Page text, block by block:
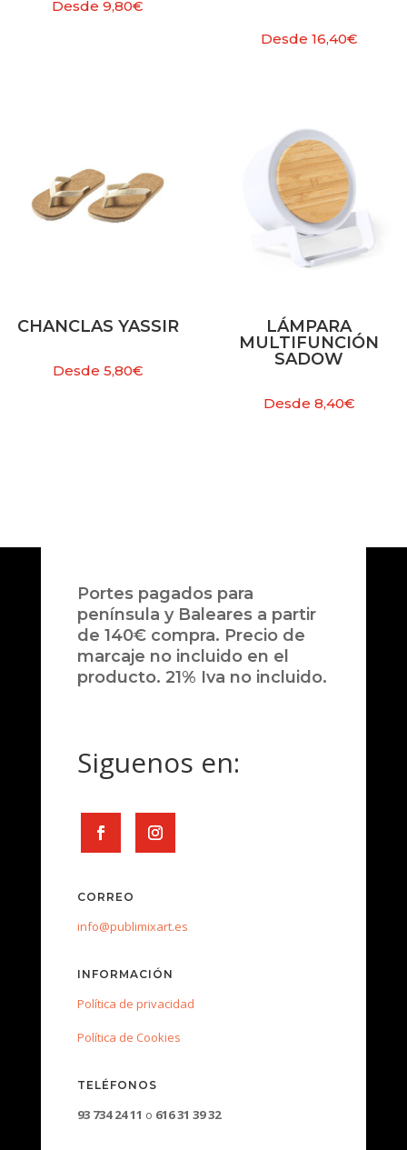
Desde9,80€
Desde 16,40€
CHANCLAS YASSIR
Desde 5,80€
LÁMPARA
MULTIFUNCIÓN
SADOW
Desde 8,40€
Portes pagados para
península y Baleares a partir
de 140€ compra. Precio de
marcaje no incluido en el
producto. 21% Iva no incluido.
Siguenos en:
CORREO
info@publimixart.es
INFORMACIÓN
Política de privacidad
Política de Cookies
TELÉFONOS
93 734 24 11 o 616 31 39 32